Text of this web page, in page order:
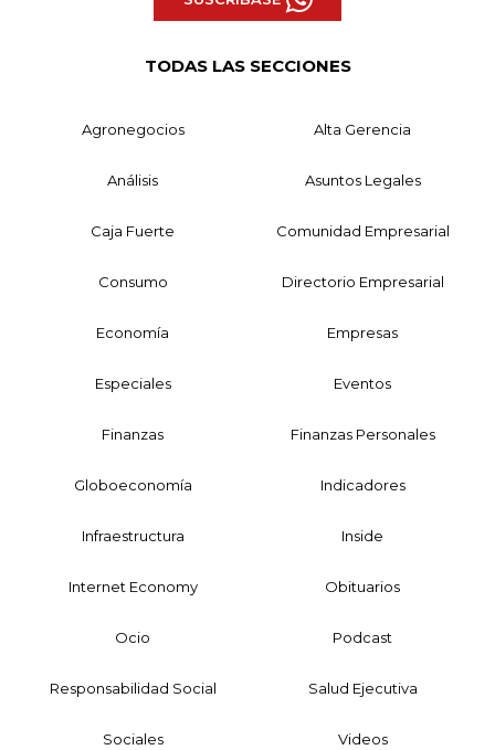
TODAS LAS SECCIONES
Agronegocios Alta Gerencia
Análisis Asuntos Legales
Caja Fuerte Comunidad Empresarial
Consumo Directorio Empresarial
Economía Empresas
Especiales Eventos
Finanzas Finanzas Personales
Globoeconomía Indicadores
Infraestructura Inside
Internet Economy Obituarios
Ocio Podcast
Responsabilidad Social Salud Ejecutiva
Sociales Videos